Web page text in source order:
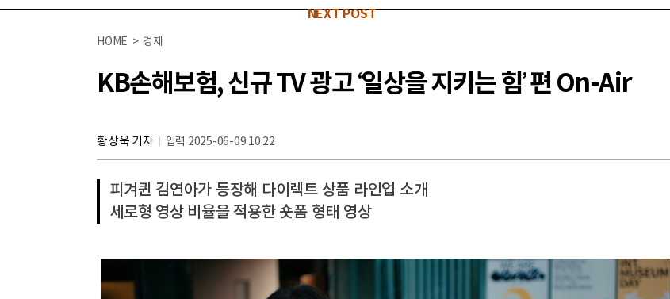
NEXT POST
HOME > 경제
KB손해보험, 신규 TV 광고 ‘일상을 지키는 힘’ 편 On-Air
황상욱 기자 입력 2025-06-09 10:22
피겨퀸 김연아가 등장해 다이렉트 상품 라인업 소개
세로형 영상 비율을 적용한 숏폼 형태 영상